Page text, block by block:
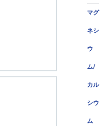
マグ
ネシ
ウ
ム/
カル
シウ
ム